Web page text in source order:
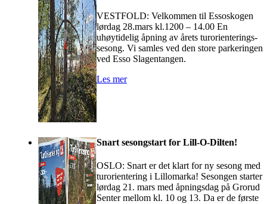
VESTFOLD: Velkommen til Essoskogen
lørdag 28.mars kl.1200 – 14.00 En
uhøytidelig åpning av årets turorienterings-
sesong. Vi samles ved den store parkeringen
ved Esso Slagentangen.
Les mer
Snart sesongstart for Lill-O-Dilten!
OSLO: Snart er det klart for ny sesong med
turorientering i Lillomarka! Sesongen starter
lørdag 21. mars med åpningsdag på Grorud
Senter mellom kl. 10 og 13. Da er de første